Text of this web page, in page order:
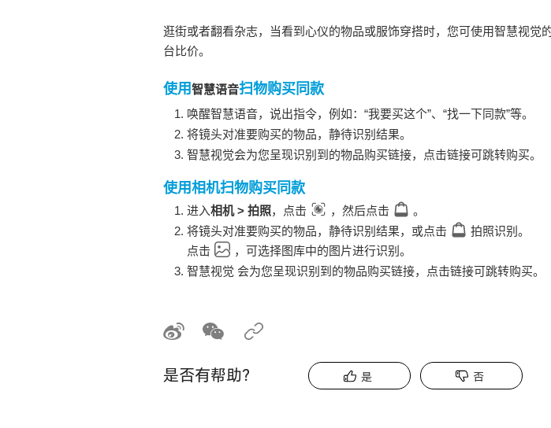
逛街或者翻看杂志，当看到心仪的物品或服饰穿搭时，您可使用智慧视觉
台比价。
使用智慧语音扫物购买同款
唤醒智慧语音，说出指令，例如：“我要买这个”、“找一下同款”等。
将镜头对准要购买的物品，静待识别结果。
智慧视觉会为您呈现识别到的物品购买链接，点击链接可跳转购买。
使用相机扫物购买同款
进入相机> 拍照，点击 ，然后点击
。
将镜头对准要购买的物品，静待识别结果，或点击
拍照识别。
点击
，可选择图库中的图片进行识别。
智慧视觉 会为您呈现识别到的物品购买链接，点击链接可跳转购买。
是否有帮助？ 是 否